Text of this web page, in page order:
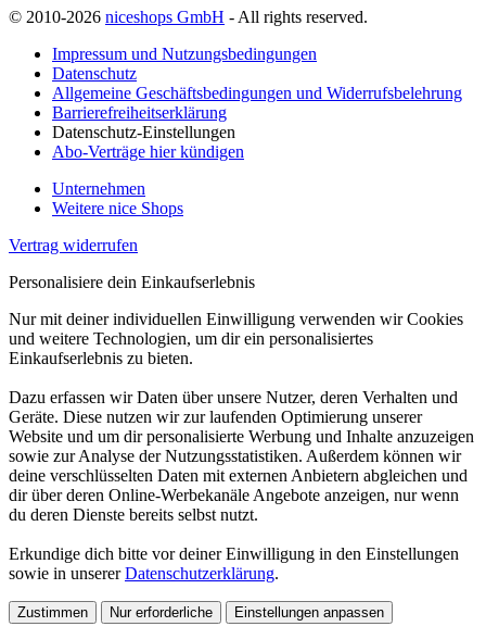
© 2010-2026 niceshops GmbH - All rights reserved.
Impressum und Nutzungsbedingungen
Datenschutz
Allgemeine Geschäftsbedingungen und Widerrufsbelehrung
Barrierefreiheitserklärung
Datenschutz-Einstellungen
Abo-Verträge hier kündigen
Unternehmen
Weitere nice Shops
Vertrag widerrufen
Personalisiere dein Einkaufserlebnis
Nur mit deiner individuellen Einwilligung verwenden wir Cookies
und weitere Technologien, um dir ein personalisiertes
Einkaufserlebnis zu bieten.
Dazu erfassen wir Daten über unsere Nutzer, deren Verhalten und
Geräte. Diese nutzen wir zur laufenden Optimierung unserer
Website und um dir personalisierte Werbung und Inhalte anzuzeigen
sowie zur Analyse der Nutzungsstatistiken. Außerdem können wir
deine verschlüsselten Daten mit externen Anbietern abgleichen und
dir über deren Online-Werbekanäle Angebote anzeigen, nur wenn
du deren Dienste bereits selbst nutzt.
Erkundige dich bitte vor deiner Einwilligung in den Einstellungen
sowie in unsererDatenschutzerklärung.
Zustimmen Nur erforderliche Einstellungen anpassen